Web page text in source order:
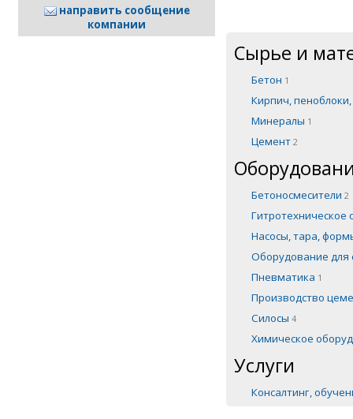
направить сообщение
компании
Сырье и
Бетон 1
Кирпич,
Минералы 1
Цемент 2
Бетоносмесители 2
Насосы, тара,
Оборудование для
Пневматика 1
Производство
Силосы 4
Химическое
Услуги
Консалтинг,